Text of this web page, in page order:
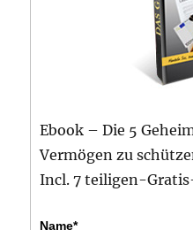
Ebook – Die 5
Vermögen zu
Incl. 7 teiligen-
Name*